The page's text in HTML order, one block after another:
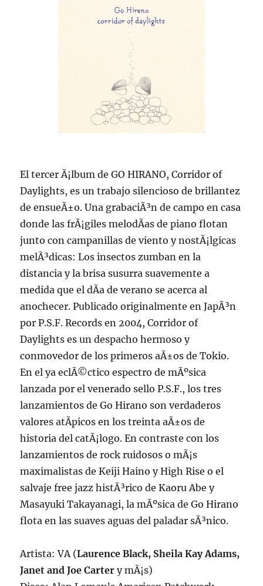
El tercer Ã¡lbum de GO HIRANO, Corridor of
Daylights, es un trabajo silencioso de brillantez
de ensueÃ±o. Una grabaciÃ³n de campo en casa
donde las frÃ¡giles melodÃ­as de piano flotan
junto con campanillas de viento y nostÃ¡lgicas
melÃ³dicas: Los insectos zumban en la
distancia y la brisa susurra suavemente a
medida que el dÃ­a de verano se acerca al
anochecer. Publicado originalmente en JapÃ³n
por P.S.F. Records en 2004, Corridor of
Daylights es un despacho hermoso y
conmovedor de los primeros aÃ±os de Tokio.
En el ya eclÃ©ctico espectro de mÃºsica
lanzada por el venerado sello P.S.F., los tres
lanzamientos de Go Hirano son verdaderos
valores atÃ­picos en los treinta aÃ±os de
historia del catÃ¡logo. En contraste con los
lanzamientos de rock ruidosos o mÃ¡s
maximalistas de Keiji Haino y High Rise o el
salvaje free jazz histÃ³rico de Kaoru Abe y
Masayuki Takayanagi, la mÃºsica de Go Hirano
flota en las suaves aguas del paladar sÃ³nico.
Artista: VA (Laurence Black, Sheila Kay Adams,
Janet and Joe Cartery mÃ¡s)